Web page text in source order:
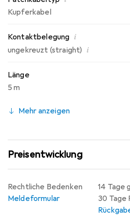
Kupferkabel
Kontaktbelegung i
ungekreuzt (straight) i
Länge
5 m
Mehr anzeigen
Preisentwicklung
14 Tage
30 Tage
Rechtliche Bedenken
Meldeformular